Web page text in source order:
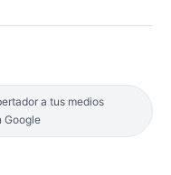
a tus medios
Google